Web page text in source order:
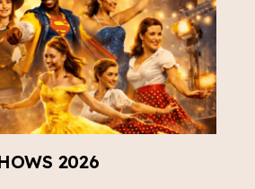
2026